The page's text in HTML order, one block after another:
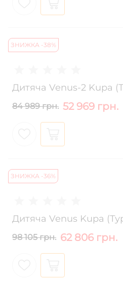
ЗНИЖКА -38%
Дитяча Venus-2 Kupa
84 989 грн. 52 969 грн.
ЗНИЖКА -36%
Дитяча Venus Kupa
98 105 грн. 62 806 грн.